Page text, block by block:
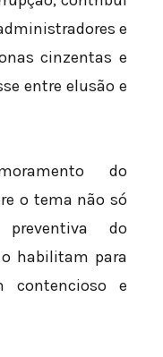
e
cinzentas e
entre elusão e
do
o tema não só
do
habilitam para
contencioso e